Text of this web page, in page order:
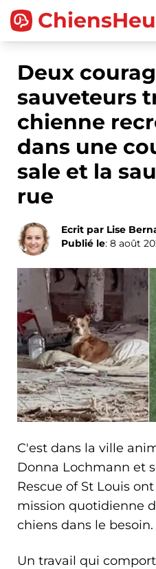
Deux
sauveteurs
chienne
dans une
sale et la
rue
Ecrit par Lise
Publié le: 8 août
C'est dans la ville
Donna Lochmann et
Rescue of St Louis
mission quotidienne
chiens dans le besoin.
Un travail qui